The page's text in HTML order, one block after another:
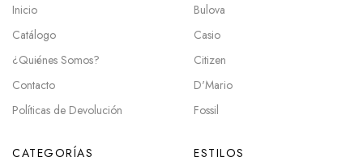
Inicio
Catálogo
¿Quiénes Somos?
Contacto
Políticas de Devolución
Bulova
Casio
Citizen
D'Mario
Fossil
CATEGORÍAS ESTILOS